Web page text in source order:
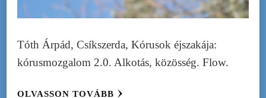
Tóth Árpád, Csíkszerda, Kórusok éjszakája:
kórusmozgalom 2.0. Alkotás, közösség. Flow.
OLVASSON TOVÁBB